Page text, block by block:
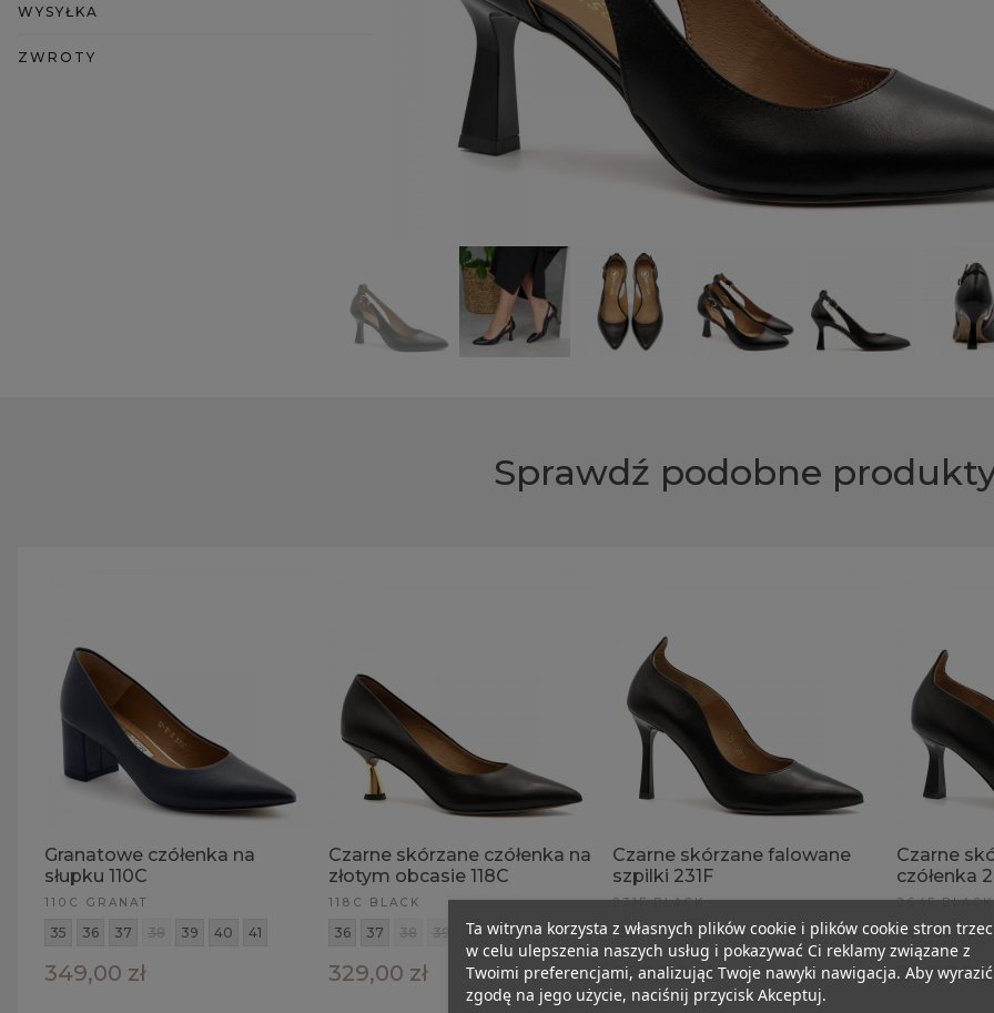
WYSYŁKA
ZWROTY
Sprawdź podobne
Granatowe czółenka na
słupku 110C
110C GRANAT
35 36 37 38 39 40 41
349,00 zł
Czarne skórzane czółenka na
złotym obcasie 118C
118C BLACK
36 37 38 39 40 41
329,00 zł
Czarne skórzane falowane
szpilki 231F
231F BLACK
35 36 37 38 39 40
289,00 zł
Czarne
czółenka
264F BLACK
35 36 37
299,00
Ta witryna korzysta z własnych plików cookie i plików cookie stron
w celu ulepszenia naszych usług i pokazywać Ci reklamy związane z
Twoimi preferencjami, analizując Twoje nawyki nawigacja. Aby wyrazić
zgodę na jego użycie, naciśnij przycisk Akceptuj.